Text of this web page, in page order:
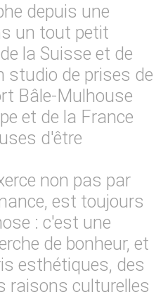
depuis une
un tout petit
la Suisse et de
studio de prises de
Bâle-Mulhouse
et de la France
d'être
non pas par
est toujours
: c'est une
de bonheur, et
esthétiques, des
raisons culturelles